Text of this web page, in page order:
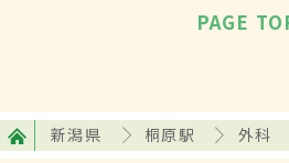
PAGE
新潟県 桐原駅 外科